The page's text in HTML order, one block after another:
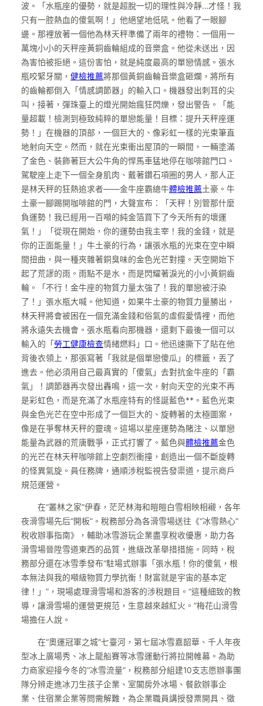
波。「水瓶座的優勢，就是超脫一切的理性與冷靜…才怪！我
只有一腔熱血的傻氣啊！」他絕望地低吼。他看了一眼腳
邊。那裡放著一個他為林天秤準備了兩年的禮物：一個用一
萬塊小小的天秤座黃銅齒輪組成的音樂盒。他從未送出，因
為害怕被拒絕。這份害怕，就是純度最高的單戀情感。張水
瓶咬緊牙關， 健檢推薦將那個黃銅齒輪音樂盒砸爛，將所有
的齒輪都倒入「情感調節器」的輸入口。機器發出刺耳的尖
叫，接著，彈珠臺上的燈光開始瘋狂閃爍，發出警告。「能
量超載！檢測到極致純粹的單戀能量！目標：提升天秤座運
勢！」在機器的頂部，一個巨大的、像彩虹一樣的光束筆直
地射向天空。然而，就在光束衝出屋頂的一瞬間，一輛塗滿
了金色、裝飾著巨大公牛角的悍馬車猛地停在咖啡館門口。
駕駛座上走下一個全身肌肉、戴著鑽石項圈的男人，那人正
是林天秤的狂熱追求者——金牛座霸總牛體檢推薦土豪。牛
土豪一腳踢開咖啡館的門，大聲宣布：「天秤！別管那什麼
負運勢！我已經用一百噸的純金箔買下了今天所有的壞運
氣！」「從現在開始，你的運勢由我主宰！我的金錢，就是
你的正面能量！」牛土豪的行為，讓張水瓶的光束在空中瞬
間扭曲，與一種夾雜著銅臭味的金色光芒對撞。天空開始下
起了荒謬的雨。雨點不是水，而是閃耀著淚光的小小黃銅齒
輪。「不行！金牛座的物質力量太強了！我的單戀被汙染
了！」張水瓶大喊。他知道，如果牛土豪的物質力量勝出，
林天秤將會被困在一個充滿金錢和俗氣的虛假愛情裡，而他
將永遠失去機會。張水瓶看向那機器，還剩下最後一個可以
輸入的「 勞工健康檢查情緒燃料」口。他迅速撕下了貼在他
背後衣領上，那張寫著「我就是個單戀傻瓜」的標籤，丟了
進去。他必須用自己最真實的「傻氣」去對抗金牛座的「霸
氣」！調節器再次發出轟鳴，這一次，射向天空的光束不再
是彩虹色，而是充滿了水瓶座特有的怪誕藍色**。藍色光束
與金色光芒在空中形成了一個巨大的、旋轉著的太極圖案，
像是在爭奪林天秤的靈魂。這場以星座運勢為賭注、以單戀
能量為武器的荒唐戰爭，正式打響了。藍色與體檢推薦金色
的光芒在林天秤咖啡館上空劇烈衝撞，創造出一個不斷旋轉
的怪異氣旋。員任務牌，通順涉稅監視告發渠道，提示商戶
規范運營。
在“叢林之家”伊春，茫茫林海和皚皚白雪相映相襯，各年
夜滑雪場先后“開板”。稅務部分為各滑雪場送往《“冰雪熱心”
稅收辦事指南》，輔助冰雪游玩企業盡享稅收優惠，助力各
滑雪場晉陞雪道東西的品質，進級改革舉措措施。同時，稅
務部分還在冰雪季發布“駐場式辦事「張水瓶！你的傻氣，根
本無法與我的噸級物質力學抗衡！財富就是宇宙的基本定
律！」”，現場處理滑雪場和游客的涉稅題目。“這種細致的教
導，讓滑雪場的運營更規范，生意越來越紅火。”梅花山滑雪
場擔任人說。
在“奧運冠軍之城”七臺河，第七屆冰雪嘉韶華、千人年夜
型冰上廣場秀、冰上龍船賽等冰雪運動行將拉開帷幕。為助
力商家迎接今冬的“冰雪流量”，稅務部分組建10支志愿辦事團
隊分辨走進冰刀生孩子企業、室閣房外冰場、餐飲辦事企
業、住宿業企業等問需解難，為企業職員講授發票開具、徵